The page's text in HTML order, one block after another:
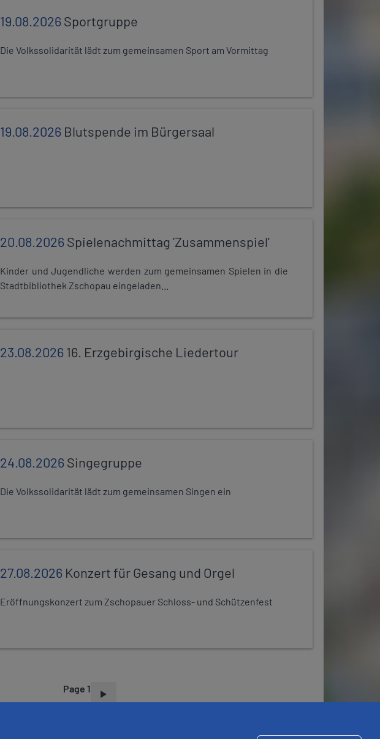
19.08.2026Sportgruppe
Die Volkssolidarität lädt zum gemeinsamen Sport am Vormittag
19.08.2026 Blutspende im Bürgersaal
20.08.2026Spielenachmittag 'Zusammenspiel'
Kinder und Jugendliche werden zum gemeinsamen Spielen in die
Stadtbibliothek Zschopau eingeladen...
23.08.202616. Erzgebirgische Liedertour
24.08.2026Singegruppe
Die Volkssolidarität lädt zum gemeinsamen Singen ein
27.08.2026 Konzert für Gesang und Orgel
Eröffnungskonzert zum Zschopauer Schloss- und Schützenfest
Page 1